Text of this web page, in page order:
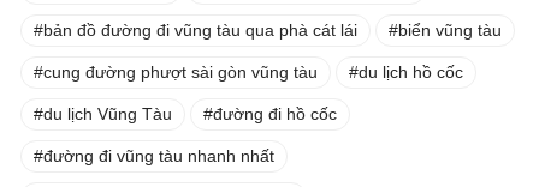
bản đồ đường đi vũng tàu qua phà cát lái biển vũng tàu
cung đường phượt sài gòn vũng tàu du lịch hồ cốc
du lịch Vũng Tàu đường đi hồ cốc
đường đi vũng tàu nhanh nhất